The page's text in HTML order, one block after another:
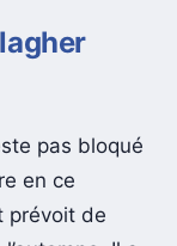
pas bloqué
en ce
prévoit de